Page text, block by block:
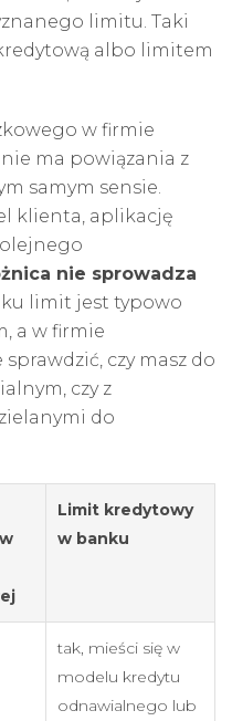
limitu. Taki
albo limitem
w firmie
ma powiązania z
samym sensie.
klienta, aplikację
nie sprowadza
limit jest typowo
a w firmie
czy masz do
czy z
do
Limit kredytowy
w banku
tak, mieści się w
modelu kredytu
odnawialnego lub